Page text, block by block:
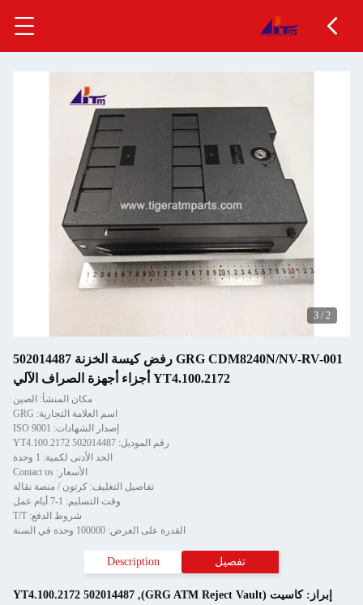
/
3
GRG CDM8240N/NV-RV-001 رفض كيسة الخزنة 502014487
YT4.100.2172 أجزاء أجهزة الصراف الآلي
مكان المنشأ: الصين
اسم العلامة التجارية: GRG
إصدار الشهادات: ISO 9001
رقم الموديل: 502014487 YT4.100.2172
الحد الأدنى لكمية: 1 وحدة
الأسعار: Contact us
تفاصيل التغليف: كرتون / منصة نقالة
وقت التسليم: 1-7 أيام عمل
شروط الدفع: T/T
القدرة على العرض: 100000 وحدة في السنة
تفصيل Description
إبراز: كاسيت (GRG ATM Reject Vault) ,
502014487 YT4.100.2172